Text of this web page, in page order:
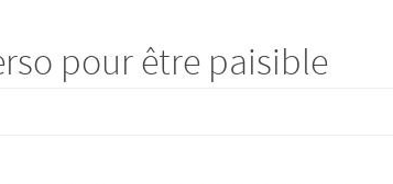
pour être paisible